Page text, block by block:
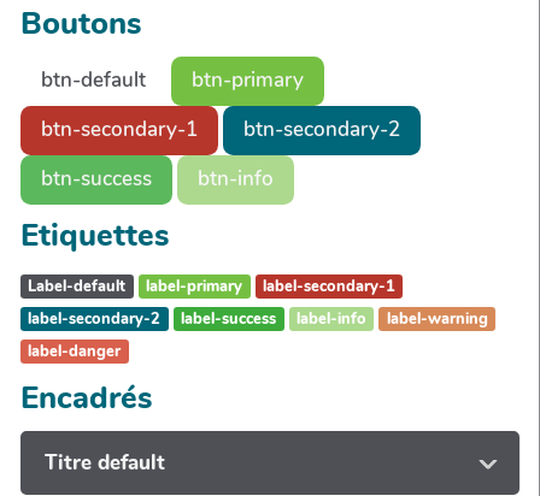
Boutons
btn-default
btn-primary
btn-secondary-1
btn-secondary-2
btn-success
btn-info
Etiquettes
Label-default label-primary
label-secondary-1
label-secondary-2
label-success label-info
label-warning
label-danger
Encadrés
Titre default